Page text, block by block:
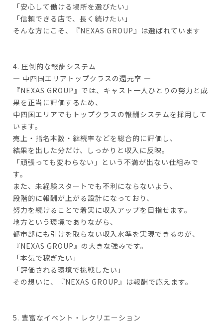
「安心して働ける場所を選びたい」
「信頼できる店で、長く続けたい」
そんな方にこそ、『NEXAS GROUP』は選ばれています
4. 圧倒的な報酬システム
― 中四国エリアトップクラスの還元率 ―
『NEXAS GROUP』では、キャスト一人ひとりの努力と成
果を正当に評価するため、
中四国エリアでもトップクラスの報酬システムを採用して
います。
売上・指名本数・継続率などを総合的に評価し、
結果を出した分だけ、しっかりと収入に反映。
「頑張っても変わらない」という不満が出ない仕組みで
す。
また、未経験スタートでも不利にならないよう、
段階的に報酬が上がる設計になっており、
努力を続けることで着実に収入アップを目指せます。
地方という環境でありながら、
都市部にも引けを取らない収入水準を実現できるのが、
『NEXAS GROUP』の大きな強みです。
「本気で稼ぎたい」
「評価される環境で挑戦したい」
その想いに、『NEXAS GROUP』は報酬で応えます。
5. 豊富なイベント・レクリエーション